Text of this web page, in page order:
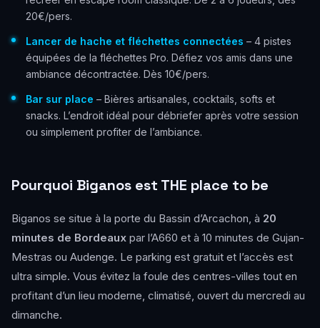
20€/pers.
Lancer de hache et fléchettes connectées – 4 pistes
équipées de la fléchettes Pro. Défiez vos amis dans une
ambiance décontractée. Dès 10€/pers.
Bar sur place – Bières artisanales, cocktails, softs et
snacks. L’endroit idéal pour débriefer après votre session
ou simplement profiter de l’ambiance.
Pourquoi Biganos est THE place to be
Biganos se situe à la porte du Bassin d’Arcachon, à 20
minutes de Bordeaux par l’A660 et à 10 minutes de Gujan-
Mestras ou Audenge. Le parking est gratuit et l’accès est
ultra simple. Vous évitez la foule des centres-villes tout en
profitant d’un lieu moderne, climatisé, ouvert du mercredi au
dimanche.